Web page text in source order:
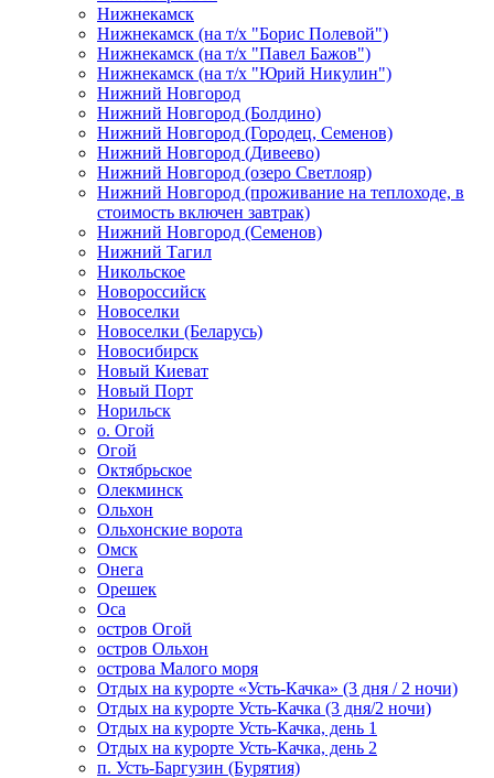
Нижнекамск
Нижнекамск (на т/х "Борис Полевой")
Нижнекамск (на т/х "Павел Бажов")
Нижнекамск (на т/х "Юрий Никулин")
Нижний Новгород
Нижний Новгород (Болдино)
Нижний Новгород (Городец, Семенов)
Нижний Новгород (Дивеево)
Нижний Новгород (озеро Светлояр)
Нижний Новгород (проживание на теплоходе, в
стоимость включен завтрак)
Нижний Новгород (Семенов)
Нижний Тагил
Никольское
Новороссийск
Новоселки
Новоселки (Беларусь)
Новосибирск
Новый Киеват
Новый Порт
Норильск
о. Огой
Огой
Октябрьское
Олекминск
Ольхон
Ольхонские ворота
Омск
Онега
Орешек
Оса
остров Огой
остров Ольхон
острова Малого моря
Отдых на курорте «Усть-Качка» (3 дня / 2 ночи)
Отдых на курорте Усть-Качка (3 дня/2 ночи)
Отдых на курорте Усть-Качка, день 1
Отдых на курорте Усть-Качка, день 2
п. Усть-Баргузин (Бурятия)